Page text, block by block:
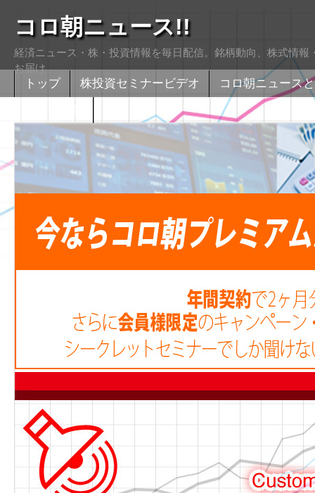
コロ朝ニュース!!
経済ニュース・株・投資情報を毎日配信。銘柄動向、株式情
お届け
トップ 株投資セミナービデオ
コロ朝ニュース